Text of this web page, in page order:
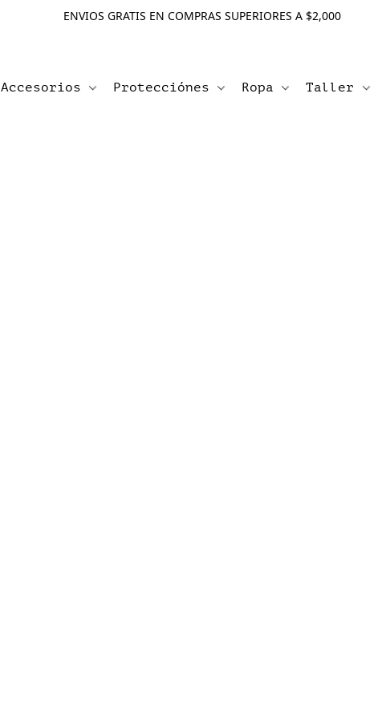
ENVIOS GRATIS EN COMPRAS SUPERIORES A $2,000
Accesorios Protecciónes Ropa Taller